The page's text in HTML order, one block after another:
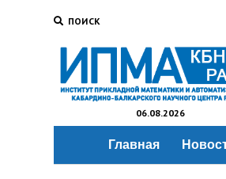
ПОИСК
06.08.2026
Главная